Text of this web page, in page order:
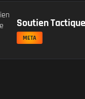
Soutien Tactique
META